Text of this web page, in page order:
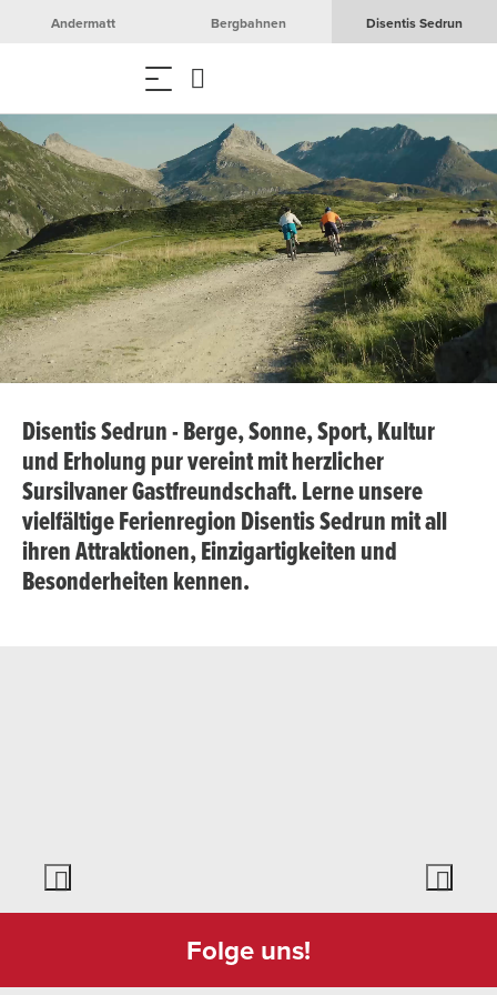
Andermatt Bergbahnen Disentis Sedrun
Disentis Sedrun - Berge, Sonne, Sport, Kultur
und Erholung pur vereint mit herzlicher
Sursilvaner Gastfreundschaft. Lerne unsere
vielfältige Ferienregion Disentis Sedrun mit all
ihren Attraktionen, Einzigartigkeiten und
Besonderheiten kennen.
Folge uns!